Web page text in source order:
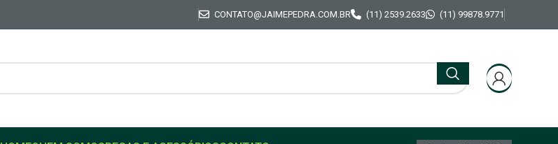
CONTATO@JAIMEPEDRA.COM.BR (11) 2539.2633 (11) 99878.9771